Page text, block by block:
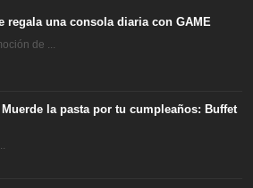
regala una consola diaria con GAME
de ...
Muerde la pasta por tu cumpleaños: Buffet